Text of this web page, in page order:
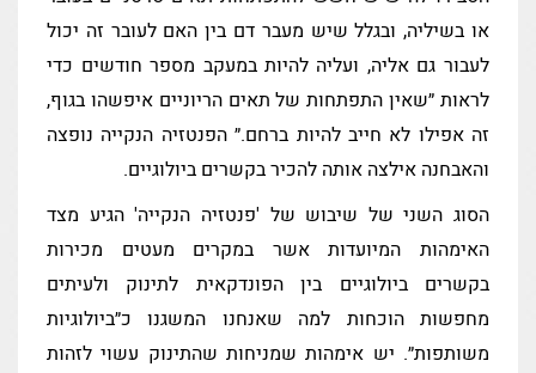
או בשיליה, ובגלל שיש מעבר דם בין האם לעובר זה יכול
לעבור גם אליה, ועליה להיות במעקב מספר חודשים כדי
לראות ״שאין התפתחות של תאים הריוניים איפשהו בגוף,
זה אפילו לא חייב להיות ברחם.״ הפנטזיה הנקייה נופצה
והאבחנה אילצה אותה להכיר בקשרים ביולוגיים.
הסוג השני של שיבוש של 'פנטזיה הנקייה' הגיע מצד
האימהות המיועדות אשר במקרים מעטים מכירות
בקשרים ביולוגיים בין הפונדקאית לתינוק ולעיתים
מחפשות הוכחות למה שאנחנו המשגנו כ״ביולוגיות
משותפות״. יש אימהות שמניחות שהתינוק עשוי לזהות